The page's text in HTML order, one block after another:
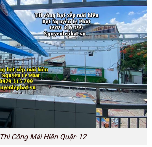
Thi Công Mái Hiên Quận 12